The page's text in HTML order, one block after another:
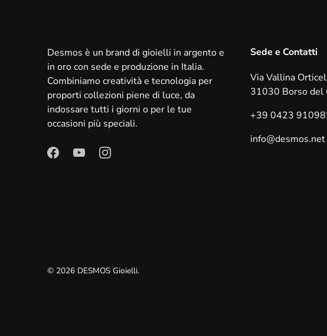
Desmos è un brand di gioielli in argento e
in oro con sede e produzione in Italia.
Combiniamo creatività e tecnologia per
proporti collezioni piene di luce, da
indossare tutti i giorni o per le tue
occasioni più speciali.
Sede e Contatti
Via Vallina
31030 Borso del
+39 0423
info@desmos.net
© 2026 DESMOS Gioielli.